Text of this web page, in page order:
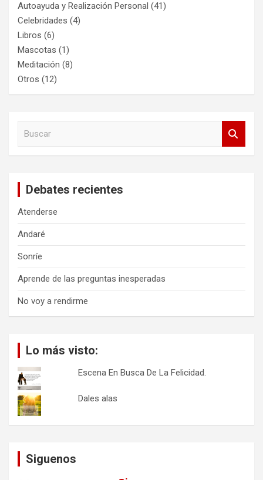
Autoayuda y Realización Personal (41)
Celebridades (4)
Libros (6)
Mascotas (1)
Meditación (8)
Otros (12)
Debates recientes
Atenderse
Andaré
Sonríe
Aprende de las preguntas inesperadas
No voy a rendirme
Lo más visto:
Escena En Busca De La Felicidad.
Dales alas
Siguenos